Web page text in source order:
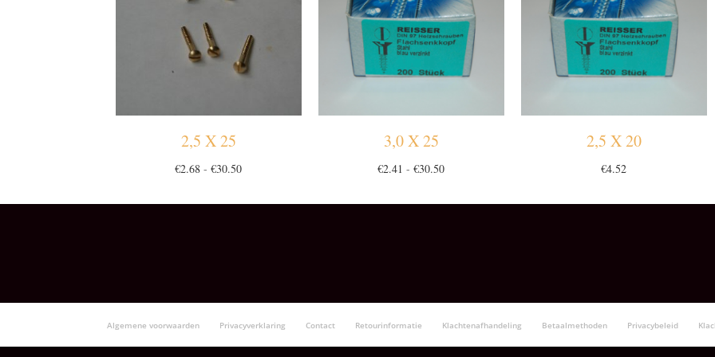
2,5 X 25
€2.68 - €30.50Prijsklasse:
tot
3,0 X 25
€2.41 - €30.50Prijsklasse:
tot
2,5 X 20
€4.52
Algemene voorwaarden Privacyverklaring Contact Retourinformatie Klachtenafhandeling Betaalmethoden Privacybeleid